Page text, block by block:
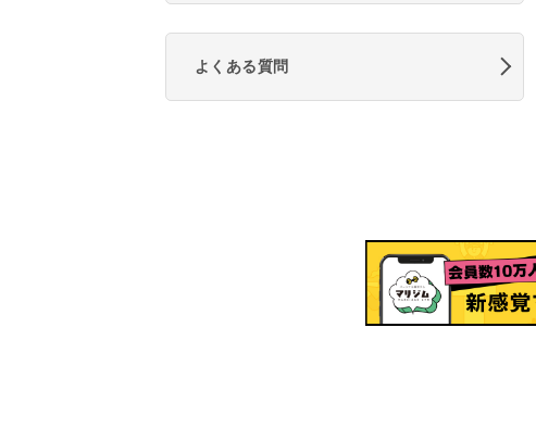
よくある質問